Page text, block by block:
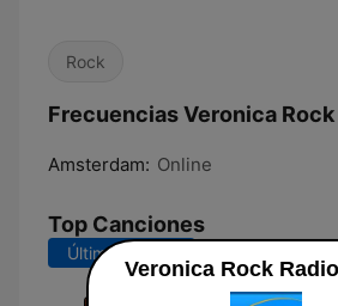
Rock
Frecuencias Veronica Rock
Amsterdam: Online
Top Canciones
Últimos 7 días